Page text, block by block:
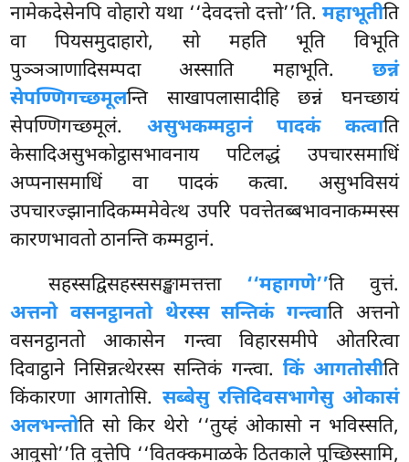
नामेकदेसेनपि वोहारो यथा ‘‘देवदत्तो दत्तो’’ति. महाभूतीति
वा पियसमुदाहारो, सो महति भूति विभूति
पुञ्ञञाणादिसम्पदा अस्साति महाभूति. छन्नं
सेपण्णिगच्छमूलन्ति साखापलासादीहि छन्नं घनच्छायं
सेपण्णिगच्छमूलं. असुभकम्मट्ठानं पादकं कत्वाति
केसादिअसुभकोट्ठासभावनाय पटिलद्धं उपचारसमाधिं
अप्पनासमाधिं वा पादकं कत्वा. असुभविसयं
उपचारज्झानादिकम्ममेवेत्थ उपरि पवत्तेतब्बभावनाकम्मस्स
कारणभावतो ठानन्ति कम्मट्ठानं.
सहस्सद्विसहस्ससङ्खामत्तत्ता ‘‘महागणे’’ति वुत्तं.
अत्तनो वसनट्ठानतो थेरस्स सन्तिकं गन्त्वाति अत्तनो
वसनट्ठानतो आकासेन गन्त्वा विहारसमीपे ओतरित्वा
दिवाट्ठाने निसिन्नत्थेरस्स सन्तिकं गन्त्वा. किं आगतोसीति
किंकारणा आगतोसि. सब्बेसु रत्तिदिवसभागेसु ओकासं
अलभन्तोति सो किर थेरो ‘‘तुय्हं ओकासो न भविस्सति,
आवुसो’’तिवुत्तेपि ‘‘वितक्कमाळके ठितकाले पुच्छिस्सामि,